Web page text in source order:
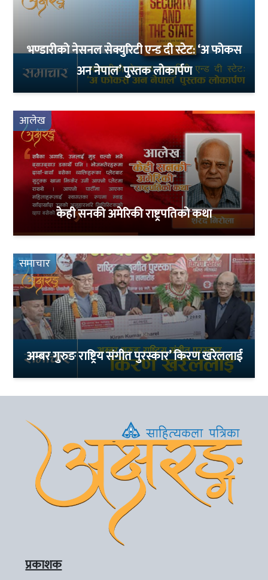
भण्डारीको नेसनल सेक्युरिटी एन्ड दी स्टेट: ‘अ फोकस
अन नेपाल’ पुस्तक लोकार्पण
आलेख
केही सनकी अमेरिकी राष्ट्रपतिको कथा
समाचार
अम्बर गुरुङ राष्ट्रिय संगीत पुरस्कार’ किरण खरेललाई
प्रकाशक